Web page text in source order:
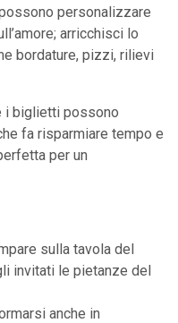
personalizzare
arricchisci lo
bordature, pizzi, rilievi
i biglietti possono
fa risparmiare tempo e
per un
sulla tavola del
invitati le pietanze del
anche in